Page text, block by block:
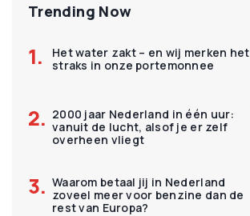
Trending Now
Het water zakt – en wij merken het
straks in onze portemonnee
2000 jaar Nederland in één uur:
vanuit de lucht, alsof je er zelf
overheen vliegt
Waarom betaal jij in Nederland
zoveel meer voor benzine dan de
rest van Europa?